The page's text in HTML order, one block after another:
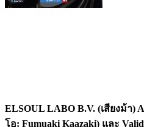
ELSOUL LABO B.V. (เสียงม้า)
โอ: Fumuaki Kaazaki) และ